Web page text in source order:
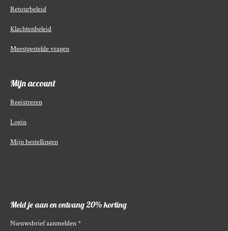
Retourbeleid
Klachtenbeleid
Meestgestelde vragen
Mijn account
Registreren
Login
Mijn bestellingen
Meld je aan en ontvang 20% korting
Nieuwsbrief aanmelden *